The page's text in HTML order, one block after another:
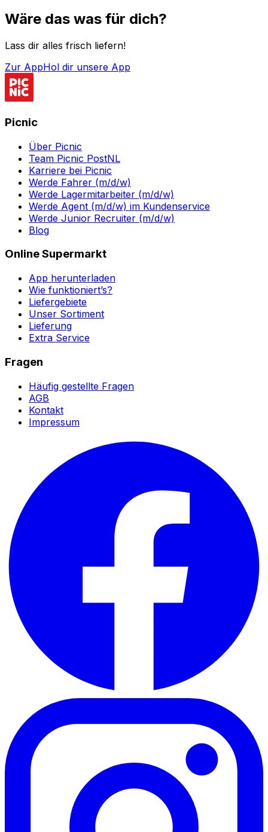
Wäre das was für dich?
Lass dir alles frisch liefern!
Zur AppHol dir unsere App
Picnic
Über Picnic
Team Picnic PostNL
Karriere bei Picnic
Werde Fahrer (m/d/w)
Werde Lagermitarbeiter (m/d/w)
Werde Agent (m/d/w) im Kundenservice
Werde Junior Recruiter (m/d/w)
Blog
Online Supermarkt
App herunterladen
Wie funktioniert’s?
Liefergebiete
Unser Sortiment
Lieferung
Extra Service
Fragen
Häufig gestellte Fragen
AGB
Kontakt
Impressum